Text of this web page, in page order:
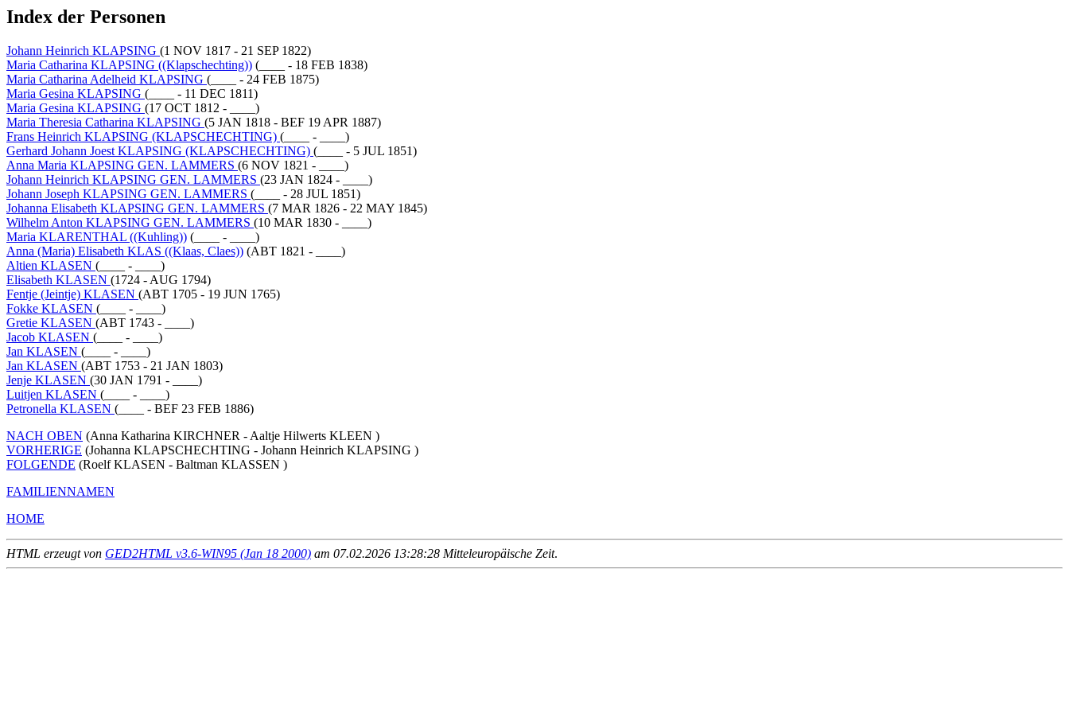
Index der Personen
Johann Heinrich KLAPSING (1 NOV 1817 - 21 SEP 1822)
Maria Catharina KLAPSING ((Klapschechting)) (____ - 18 FEB 1838)
Maria Catharina Adelheid KLAPSING (____ - 24 FEB 1875)
Maria Gesina KLAPSING (____ - 11 DEC 1811)
Maria Gesina KLAPSING (17 OCT 1812 - ____)
Maria Theresia Catharina KLAPSING (5 JAN 1818 - BEF 19 APR 1887)
Frans Heinrich KLAPSING (KLAPSCHECHTING) (____ - ____)
Gerhard Johann Joest KLAPSING (KLAPSCHECHTING) (____ - 5 JUL 1851)
Anna Maria KLAPSING GEN. LAMMERS (6 NOV 1821 - ____)
Johann Heinrich KLAPSING GEN. LAMMERS (23 JAN 1824 - ____)
Johann Joseph KLAPSING GEN. LAMMERS (____ - 28 JUL 1851)
Johanna Elisabeth KLAPSING GEN. LAMMERS (7 MAR 1826 - 22 MAY 1845)
Wilhelm Anton KLAPSING GEN. LAMMERS (10 MAR 1830 - ____)
Maria KLARENTHAL ((Kuhling)) (____ - ____)
Anna (Maria) Elisabeth KLAS ((Klaas, Claes)) (ABT 1821 - ____)
Altien KLASEN (____ - ____)
Elisabeth KLASEN (1724 - AUG 1794)
Fentje (Jeintje) KLASEN (ABT 1705 - 19 JUN 1765)
Fokke KLASEN (____ - ____)
Gretie KLASEN (ABT 1743 - ____)
Jacob KLASEN (____ - ____)
Jan KLASEN (____ - ____)
Jan KLASEN (ABT 1753 - 21 JAN 1803)
Jenje KLASEN (30 JAN 1791 - ____)
Luitjen KLASEN (____ - ____)
Petronella KLASEN (____ - BEF 23 FEB 1886)
NACH OBEN (Anna Katharina KIRCHNER - Aaltje Hilwerts KLEEN )
VORHERIGE (Johanna KLAPSCHECHTING - Johann Heinrich KLAPSING )
FOLGENDE (Roelf KLASEN - Baltman KLASSEN )
FAMILIENNAMEN
HOME
HTML erzeugt von GED2HTML v3.6-WIN95 (Jan 18 2000) am 07.02.2026 13:28:28 Mitteleuropäische Zeit.